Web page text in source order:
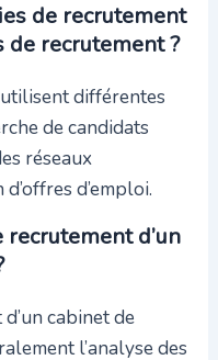
de recrutement
de recrutement ?
différentes
de candidats
réseaux
d’emploi.
d’un
cabinet de
l’analyse des